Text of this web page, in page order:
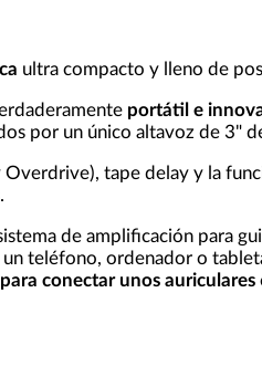
ultra compacto y lleno de
portátil e
por un único altavoz de 3"
tape delay y la
de amplificación para
un teléfono, ordenador o
conectar unos auriculares